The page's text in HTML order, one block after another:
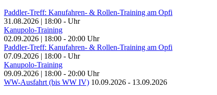
Paddler-Treff: Kanufahren- & Rollen-Training am Opfi
31.08.2026
18:00 - Uhr
Kanupolo-Training
02.09.2026
18:00 - 20:00 Uhr
Paddler-Treff: Kanufahren- & Rollen-Training am Opfi
07.09.2026
18:00 - Uhr
Kanupolo-Training
09.09.2026
18:00 - 20:00 Uhr
WW-Ausfahrt (bis WW IV) 10.09.2026 - 13.09.2026